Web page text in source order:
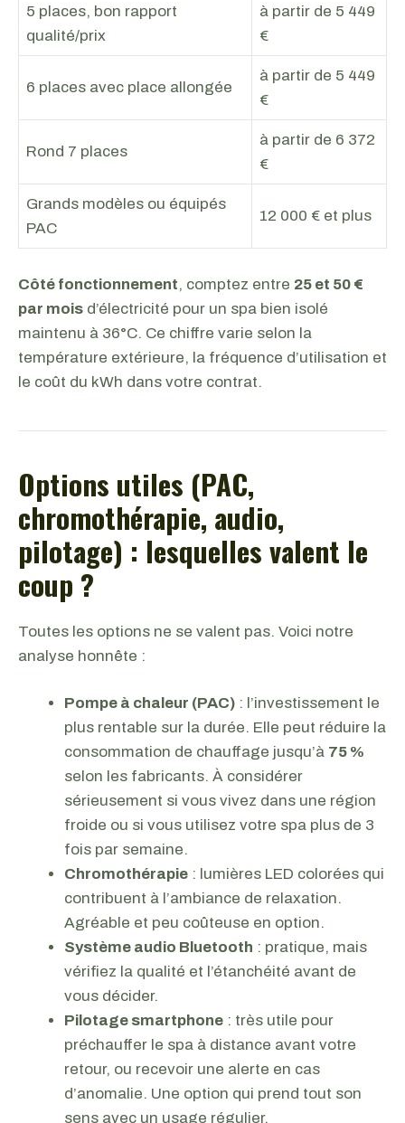
5 places, bon rapport
qualité/prix
à partir de 5 449
€
6 places avec place allongée
à partir de 5 449
€
Rond 7 places
à partir de 6 372
€
Grands modèles ou équipés
PAC
12 000 € et plus
Côté fonctionnement, comptez entre 25 et 50 €
par mois d’électricité pour un spa bien isolé
maintenu à 36°C. Ce chiffre varie selon la
température extérieure, la fréquence d’utilisation et
le coût du kWh dans votre contrat.
Options utiles (PAC,
chromothérapie, audio,
pilotage) : lesquelles valent le
coup ?
Toutes les options ne se valent pas. Voici notre
analyse honnête :
Pompe à chaleur (PAC) : l’investissement le
plus rentable sur la durée. Elle peut réduire la
consommation de chauffage jusqu’à 75 %
selon les fabricants. À considérer
sérieusement si vous vivez dans une région
froide ou si vous utilisez votre spa plus de 3
fois par semaine.
Chromothérapie : lumières LED colorées qui
contribuent à l’ambiance de relaxation.
Agréable et peu coûteuse en option.
Système audio Bluetooth : pratique, mais
vérifiez la qualité et l’étanchéité avant de
vous décider.
Pilotage smartphone : très utile pour
préchauffer le spa à distance avant votre
retour, ou recevoir une alerte en cas
d’anomalie. Une option qui prend tout son
sens avec un usage régulier.